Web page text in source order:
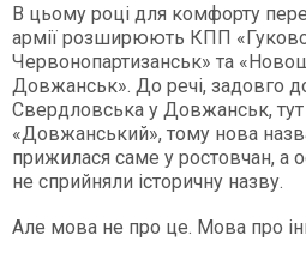
В цьому році для комфорту
армії розширюють КПП
Червонопартизанськ» та
Довжанськ». До речі, задовго
Свердловська у Довжанськ,
«Довжанський», тому нова
прижилася саме у ростовчан, а
не сприйняли історичну назву.
Але мова не про це. Мова про